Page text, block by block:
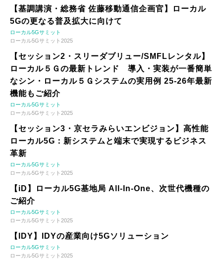
【基調講演・総務省 佐藤移動通信企画官】ローカル
5Gの更なる普及拡大に向けて
ローカル5Gサミット
ローカル5Gサミット2025
【セッション2・スリーダブリュー/SMFLレンタル】
ローカル５Ｇの最新トレンド 導入・実装が一番簡単
なシン・ローカル５Ｇシステムの実用例 25-26年最新
機能もご紹介
ローカル5Gサミット
ローカル5Gサミット2025
【セッション3・京セラみらいエンビジョン】高性能
ローカル5G：新システムと端末で実現するビジネス
革新
ローカル5Gサミット
ローカル5Gサミット2025
【iD】ローカル5G基地局 All-In-One、次世代機種の
ご紹介
ローカル5Gサミット
ローカル5Gサミット2025
【IDY】IDYの産業向け5Gソリューション
ローカル5Gサミット
ローカル5Gサミット2025